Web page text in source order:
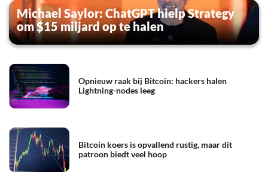
Michael Saylor: ChatGPT hielp Strategy
om $15 miljard op te halen
Opnieuw raak bij Bitcoin: hackers halen
Lightning-nodes leeg
Bitcoin koers is opvallend rustig, maar dit
patroon biedt veel hoop